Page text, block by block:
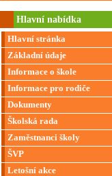
Hlavní nabídka
Hlavní stránka
Základní údaje
Informace o škole
Informace pro rodiče
Dokumenty
Školská rada
Zaměstnanci školy
ŠVP
Letošní akce